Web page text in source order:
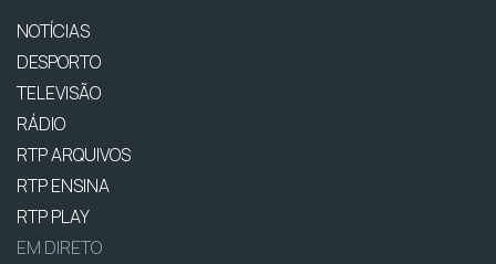
NOTÍCIAS
DESPORTO
TELEVISÃO
RÁDIO
RTP ARQUIVOS
RTP ENSINA
RTP PLAY
EM DIRETO